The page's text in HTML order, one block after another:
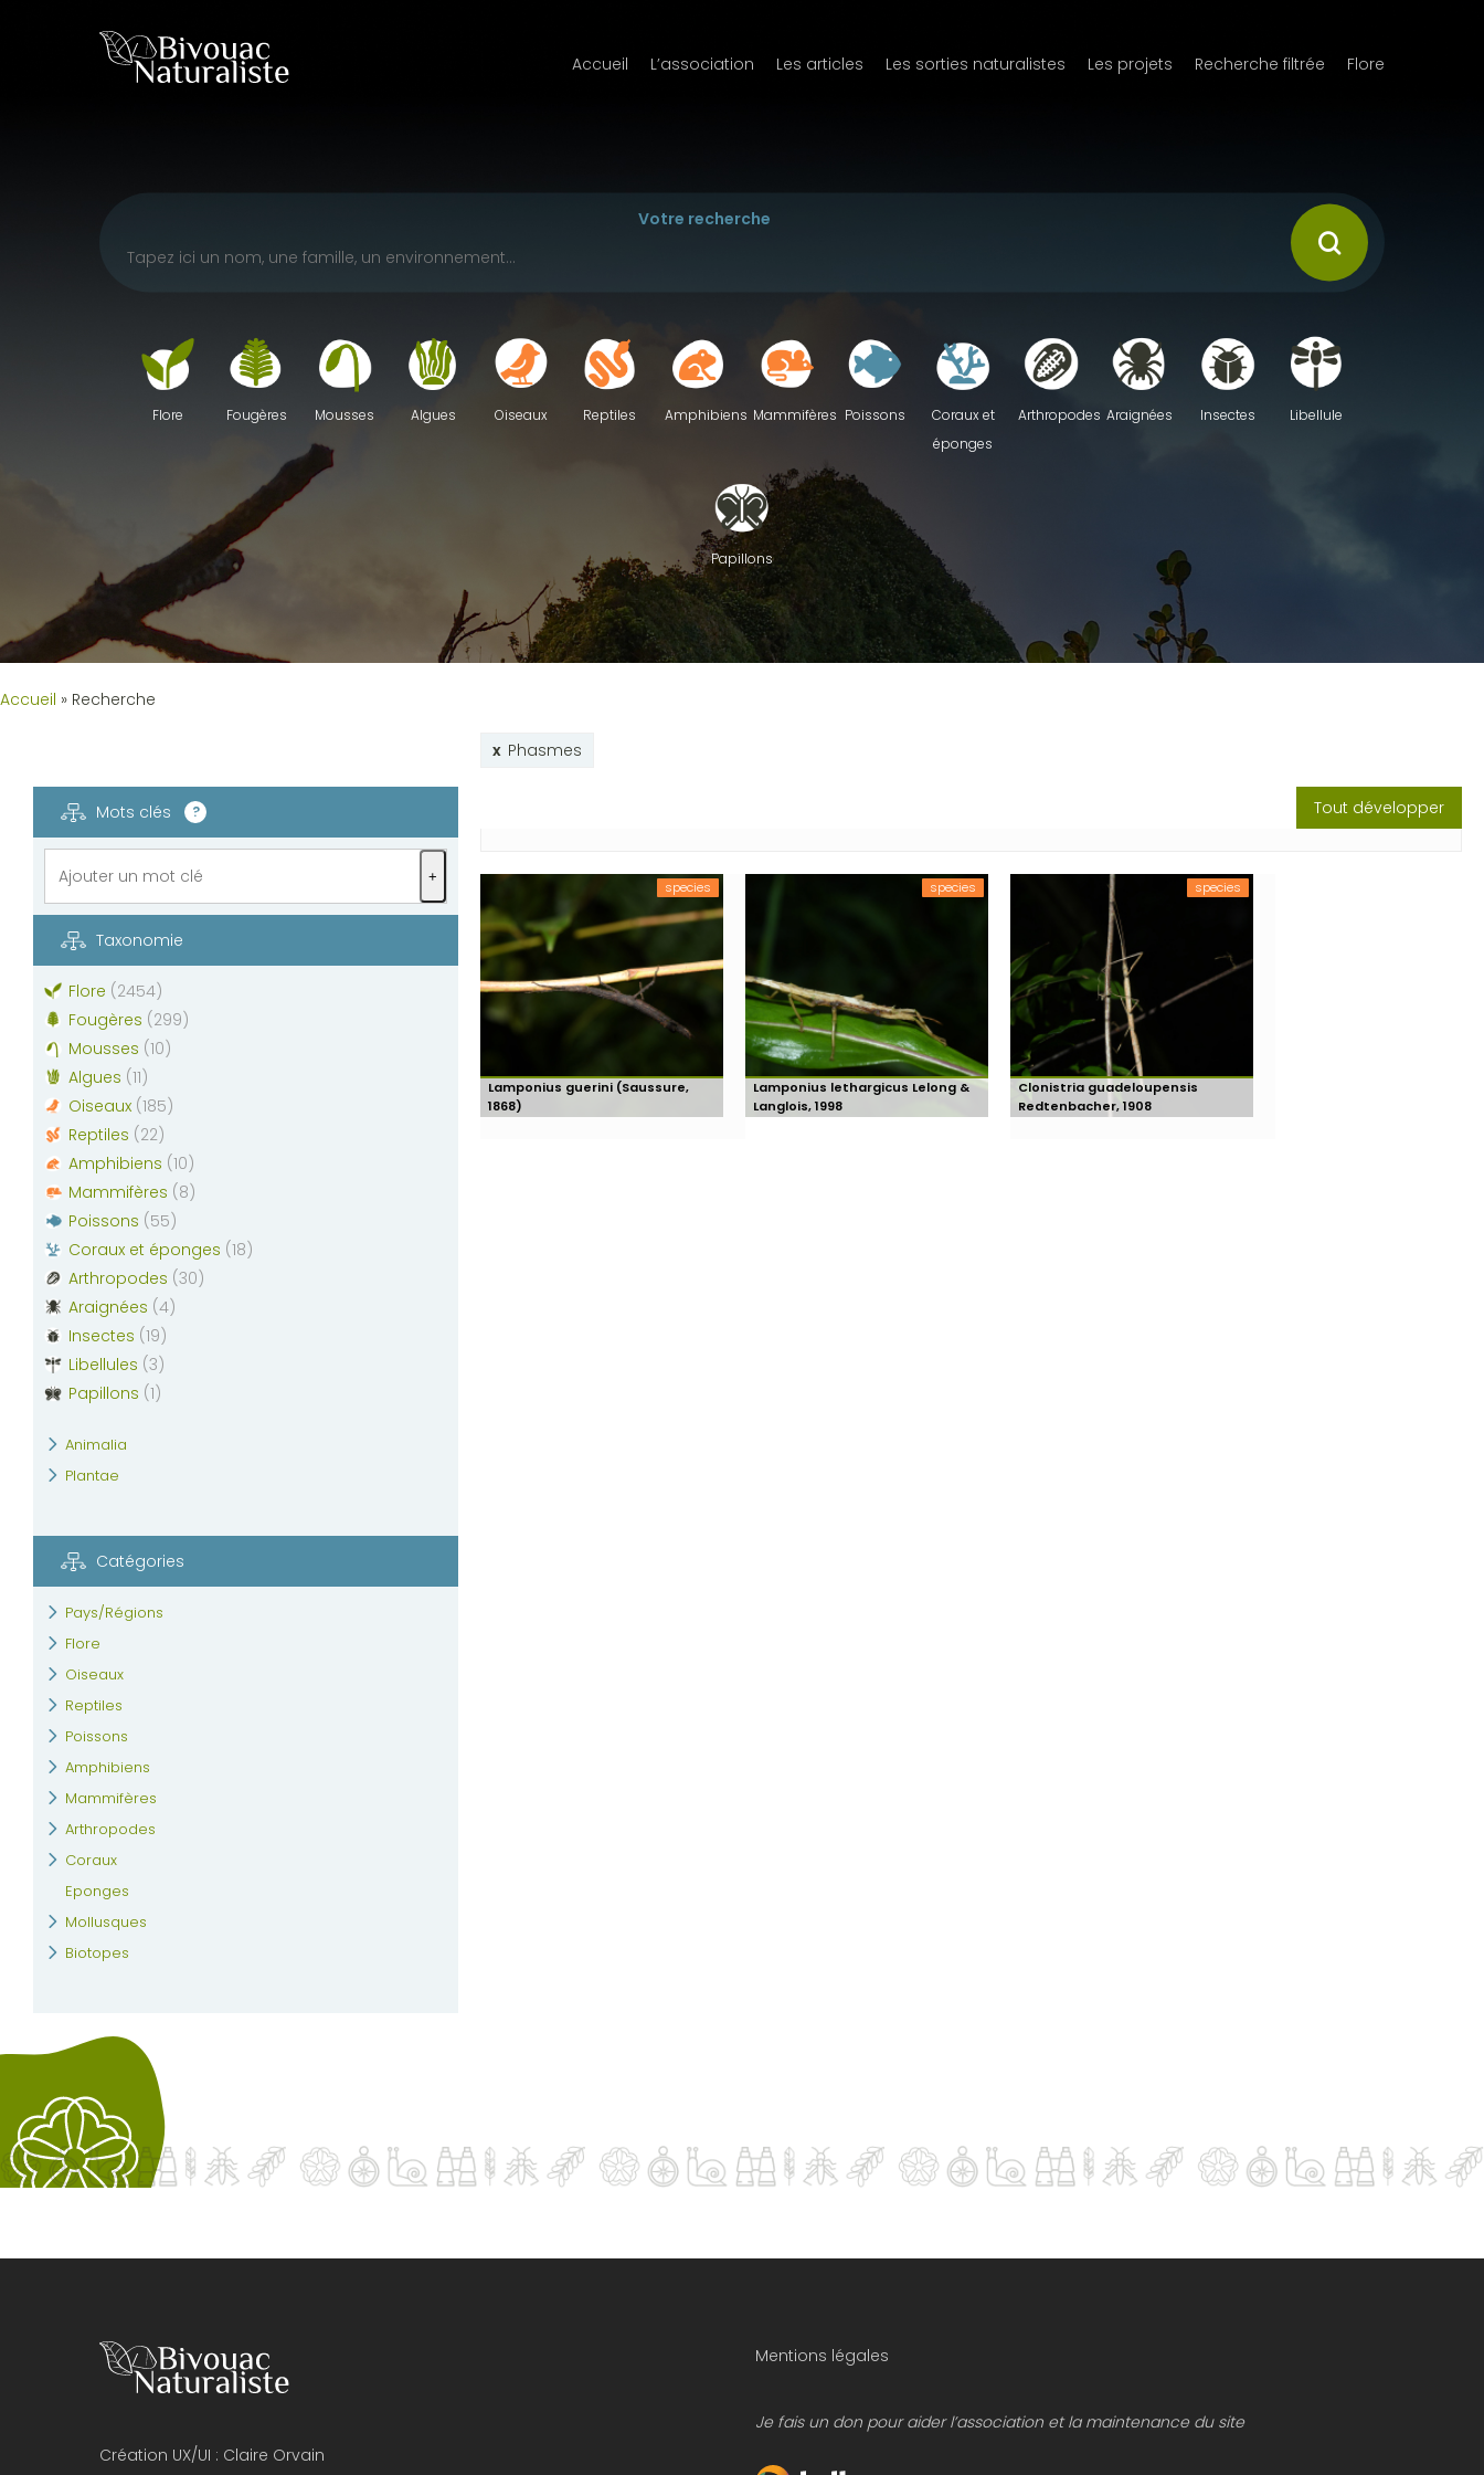
Accueil L’association Les articles Les sorties naturalistes Les projets Recherche filtrée Flore
Votre recherche
Flore Fougères Mousses Algues Oiseaux Reptiles Amphibiens Mammifères Poissons
Coraux et
éponges
Arthropodes Araignées Insectes Libellule
Papillons
Accueil » Recherche
Phasmes
Mots clés ?
+
Taxonomie
Flore (2454)
Fougères (299)
Mousses (10)
Algues (11)
Oiseaux (185)
Reptiles (22)
Amphibiens (10)
Mammifères (8)
Poissons (55)
Coraux et éponges (18)
Arthropodes (30)
Araignées (4)
Insectes (19)
Libellules (3)
Papillons (1)
Animalia
Plantae
Catégories
Pays/Régions
Flore
Oiseaux
Reptiles
Poissons
Amphibiens
Mammifères
Arthropodes
Coraux
Eponges
Mollusques
Biotopes
Tout développer
species
Lamponius guerini (Saussure,
1868)
species
Lamponius lethargicus Lelong &
Langlois, 1998
species
Clonistria guadeloupensis
Redtenbacher, 1908
Création UX/UI : Claire Orvain
Mentions légales
Je fais un don pour aider l’association et la maintenance du site